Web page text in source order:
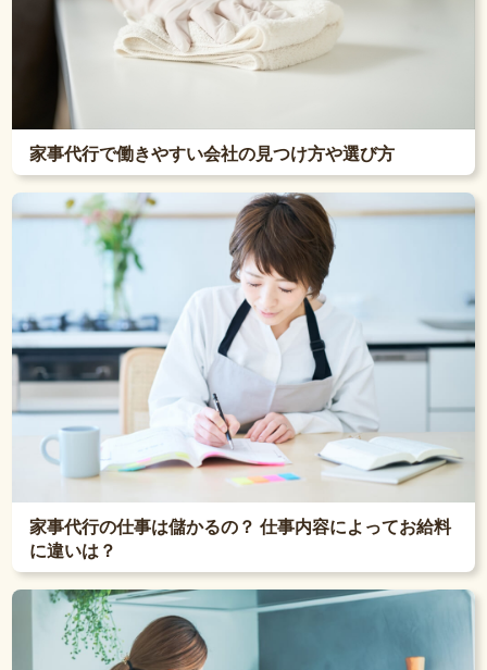
家事代行で働きやすい会社の見つけ方や選び方
家事代行の仕事は儲かるの？ 仕事内容によってお給料
に違いは？